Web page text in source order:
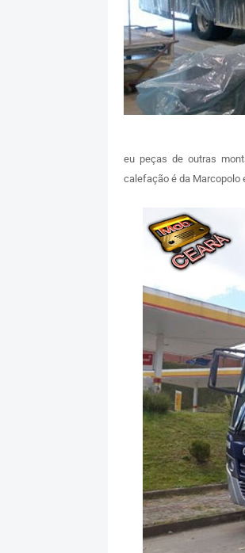
eu peças de outras
calefação é da Marcopolo